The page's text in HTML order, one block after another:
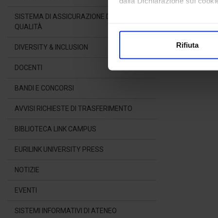
Identificare il tuo
nostro traffico.
Rifiuta
SISTEMA DI ASSICURAZIONE DELLA
QUALITÀ
DIVERSITY & INCLUSION
DOCENTI
BANDI E CONCORSI
AVVISI RICHIESTE DI TRASFERIMENTO
BIBLIOTECA LINK CAMPUS
EURILINK UNIVERSITY PRESS
NOTIZIE
EVENTI
SISTEMI INFORMATIVI DI ATENEO